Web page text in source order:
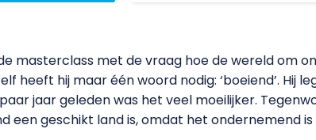
masterclass met de vraag hoe de wereld om
heeft hij maar één woord nodig: ‘boeiend’.
paar jaar geleden was het veel moeilijker.
een geschikt land is, omdat het ondernemend